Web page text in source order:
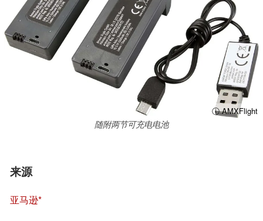
ⓘ AMXFlight
随附两节可充电电池
来源
亚马逊